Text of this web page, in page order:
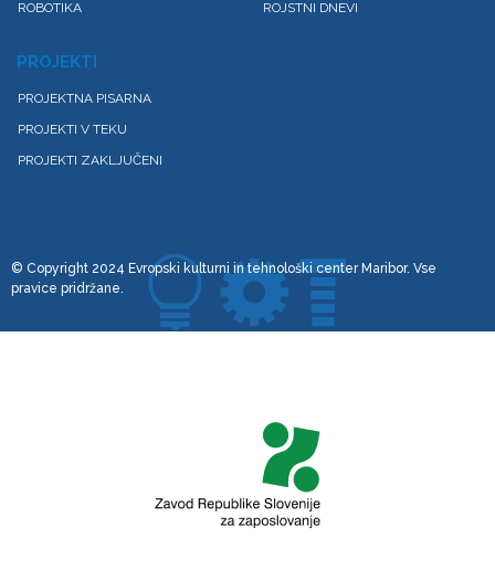
ROBOTIKA ROJSTNI DNEVI
PROJEKTI
PROJEKTNA PISARNA
PROJEKTI V TEKU
PROJEKTI ZAKLJUČENI
© Copyright 2024 Evropski kulturni in tehnološki center Maribor. Vse
pravice pridržane.